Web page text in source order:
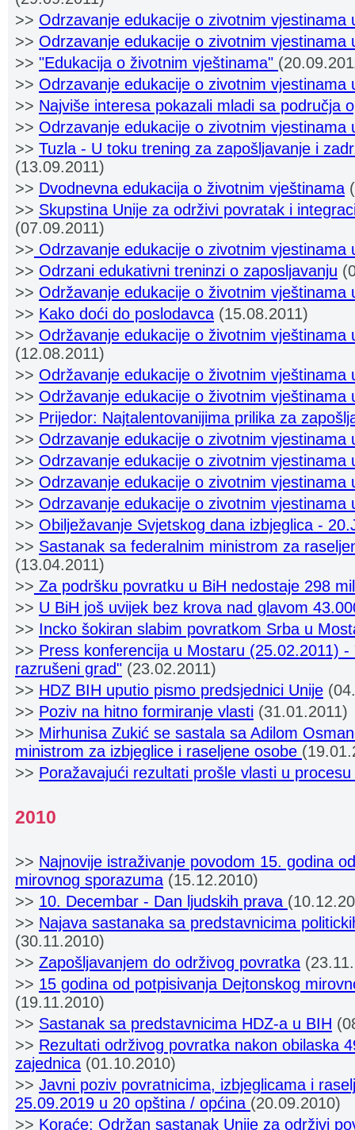
>> Odrzavanje edukacije o zivotnim vjestinama
>> Odrzavanje edukacije o zivotnim vjestinama
>> "Edukacija o životnim vještinama"
>> Odrzavanje edukacije o zivotnim vjestinama
>> Najviše interesa pokazali mladi sa područja
>> Odrzavanje edukacije o zivotnim vjestinama
>> Tuzla - U toku trening za zapošljavanje i
(13.09.2011)
>> Dvodnevna edukacija o životnim vještinama
>> Skupstina Unije za održivi povratak i
(07.09.2011)
>> Odrzavanje edukacije o zivotnim vjestinama
>> Odrzani edukativni treninzi o zaposljavanju
>> Održavanje edukacije o životnim
>> Kako doći do poslodavca (15.08.2011)
>> Održavanje edukacije o životnim
(12.08.2011)
>> Održavanje edukacije o životnim vještinama
>> Održavanje edukacije o životnim vještinama
>> Prijedor: Najtalentovanijima prilika za
>> Odrzavanje edukacije o zivotnim vjestinama
>> Odrzavanje edukacije o zivotnim vjestinama
>> Odrzavanje edukacije o zivotnim vjestinama
>> Odrzavanje edukacije o zivotnim vjestinama
>> Obilježavanje Svjetskog dana izbjeglica -
>> Sastanak sa federalnim ministrom za
(13.04.2011)
>> Za podršku povratku u BiH nedostaje 298
>> U BiH još uvijek bez krova nad glavom
>> Incko šokiran slabim povratkom Srba u
>> Press konferencija u Mostaru (25.02.2011)
razrušeni grad" (23.02.2011)
>> HDZ BIH uputio pismo predsjednici Unije
>> Poziv na hitno formiranje vlasti (31.01.2011)
>> Mirhunisa Zukić se sastala sa Adilom
ministrom za izbjeglice i raseljene osobe
>> Poražavajući rezultati prošle vlasti u
2010
>> Najnovije istraživanje povodom 15. godina
mirovnog sporazuma (15.12.2010)
>> 10. Decembar - Dan ljudskih prava
>> Najava sastanaka sa predstavnicima
(30.11.2010)
>> Zapošljavanjem do održivog povratka
>> 15 godina od potpisivanja Dejtonskog
(19.11.2010)
>> Sastanak sa predstavnicima HDZ-a u BIH
>> Rezultati održivog povratka nakon obilaska
zajednica (01.10.2010)
>> Javni poziv povratnicima, izbjeglicama i
25.09.2019 u 20 opština / općina (20.09.2010)
>> Koraće: Održan sastanak Unije za održivi